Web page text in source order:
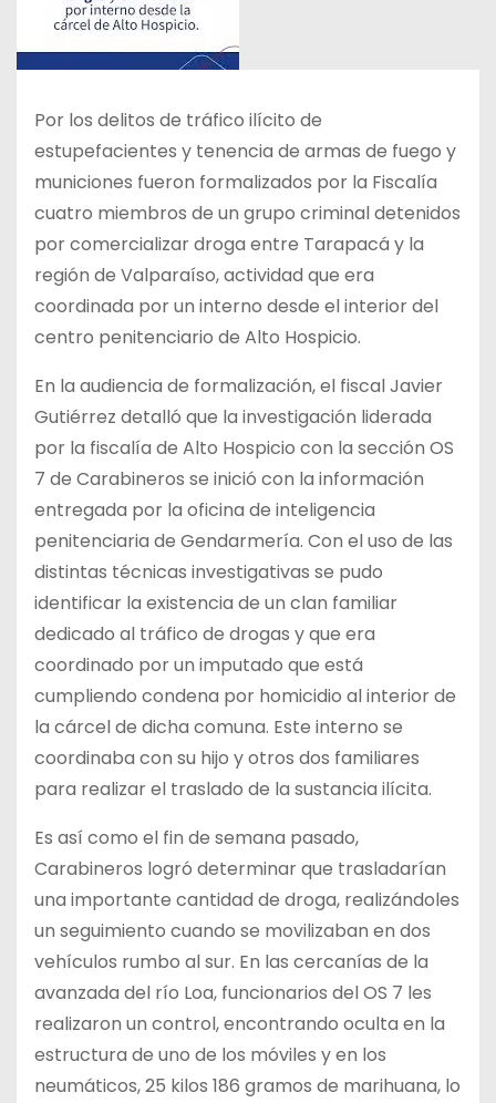
Por los delitos de tráfico ilícito de
estupefacientes y tenencia de armas de fuego y
municiones fueron formalizados por la Fiscalía
cuatro miembros de un grupo criminal detenidos
por comercializar droga entre Tarapacá y la
región de Valparaíso, actividad que era
coordinada por un interno desde el interior del
centro penitenciario de Alto Hospicio.
En la audiencia de formalización, el fiscal Javier
Gutiérrez detalló que la investigación liderada
por la fiscalía de Alto Hospicio con la sección OS
7 de Carabineros se inició con la información
entregada por la oficina de inteligencia
penitenciaria de Gendarmería. Con el uso de las
distintas técnicas investigativas se pudo
identificar la existencia de un clan familiar
dedicado al tráfico de drogas y que era
coordinado por un imputado que está
cumpliendo condena por homicidio al interior de
la cárcel de dicha comuna. Este interno se
coordinaba con su hijo y otros dos familiares
para realizar el traslado de la sustancia ilícita.
Es así como el fin de semana pasado,
Carabineros logró determinar que trasladarían
una importante cantidad de droga, realizándoles
un seguimiento cuando se movilizaban en dos
vehículos rumbo al sur. En las cercanías de la
avanzada del río Loa, funcionarios del OS 7 les
realizaron un control, encontrando oculta en la
estructura de uno de los móviles y en los
neumáticos, 25 kilos 186 gramos de marihuana, lo